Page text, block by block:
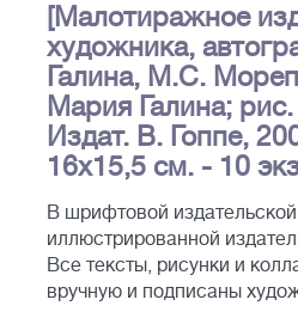
[Малотиражное
художника,
Галина, М.С.
Мария Галина;
Издат. В. Гоппе,
16х15,5 см. - 10
В шрифтовой
иллюстрированной
Все тексты, рисунки и
вручную и подписаны